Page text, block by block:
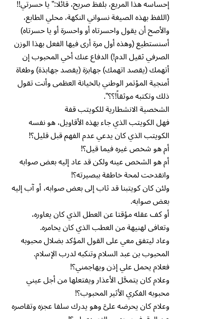
إحساسه هذا المريع، بلفظ صريح، قائلا:” يا حسرتي!!
(اللفظ بهذه الصيغة نسواني النكهة، محلي الطابع،
والأصح أن يقول واحسرتاه أو واحسرة أو يا حسرتاه)
أسنستطيع (وهذه أول مرة أرى فيها الفعل بهذا الوزن
الصرفي ثقيل الدم!) الدفاع عنك أخي المحبوب إن
أتهمك (يقصد اتهمك) جهابزة (يقصد جهابذة) وطغاة
أمنجية المؤتمر الوطني بالخيانة العظمى وأنت تقول
ذلك وتكتبه موثقاً!؟؟”.
الشخصية الانشطارية للكويتب قفة
فهل الكويتب الذي جاء بهذه الأقاويل، هو نفسه
الكويتب الذي كان يدعي عدم الفهم قبل قليل؟!
أم هو شخص غيره فيما قيل؟!
أم هو الشخص عينه ولكن قد عاد إليه بعض صوابه
وانقدحت لمحة خاطفة ببصيرته؟!
ولئن كان كويتبنا قد ثاب إلى بعض صوابه، أو آب إليه
بعض صوابه.
أو كف عقله مؤقتا عن العطل الذي كان يعاوره،
وتعافى لهنيهة من العطب الذي كان يخامره.
وعاد ليتفق معي على القول المؤكد بضلال محبوبه
المحبوب بن عبد السلام وتنكبه لدرب الإسلام.
فعلام يحمل علي إذن ويهاجمني؟!
وعلام كان يتمحَّل الأعذار ويفتعلها من أجل عيني
محبوبه الفكري الأثير المحبوب؟!
وعلام كان يحرضه علىَّ وهو يدرك سلفا عجزه وتقاصره